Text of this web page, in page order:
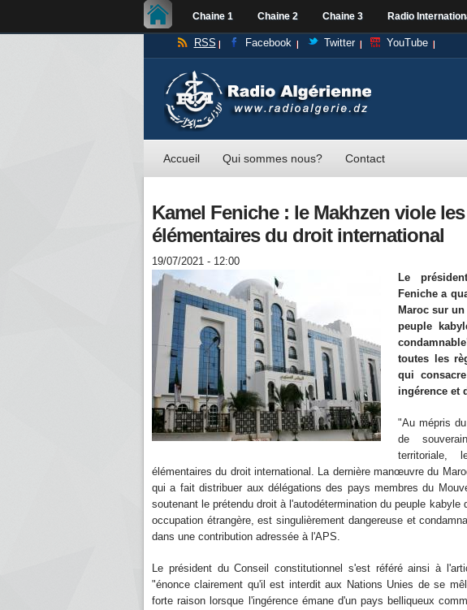
Chaine 1 Chaine 2 Chaine 3 Radio
RSS Facebook Twitter YouTube
Accueil Qui sommes nous? Contact
Kamel Feniche : le Makhzen viole
élémentaires du droit international
19/07/2021 - 12:00
Le
Feniche a
Maroc sur
peuple
toutes les
qui
ingérence et
"Au mépris
de
territoriale,
élémentaires du droit international. La dernière manœuvre du
qui a fait distribuer aux délégations des pays membres du
soutenant le prétendu droit à l'autodétermination du peuple
occupation étrangère, est singulièrement dangereuse et
dans une contribution adressée à l'APS.
Le président du Conseil constitutionnel s'est référé ainsi à
"énonce clairement qu'il est interdit aux Nations Unies de se
forte raison lorsque l'ingérence émane d'un pays belliqueux